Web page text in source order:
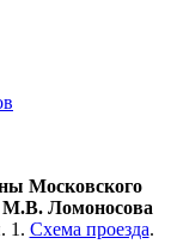
Московского
М.В. Ломоносова
1. Схема проезда.